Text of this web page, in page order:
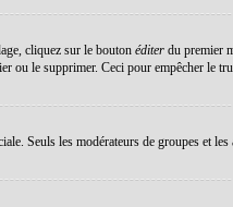
cliquez sur le bouton éditer du premier
le supprimer. Ceci pour empêcher le
Seuls les modérateurs de groupes et